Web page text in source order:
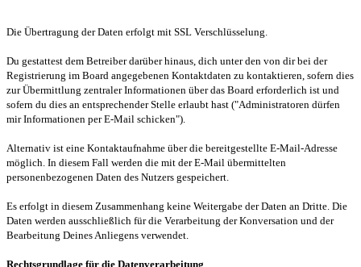
Die Übertragung der Daten erfolgt mit SSL Verschlüsselung.
Du gestattest dem Betreiber darüber hinaus, dich unter den von dir bei der
Registrierung im Board angegebenen Kontaktdaten zu kontaktieren, sofern dies
zur Übermittlung zentraler Informationen über das Board erforderlich ist und
sofern du dies an entsprechender Stelle erlaubt hast ("Administratoren dürfen
mir Informationen per E-Mail schicken").
Alternativ ist eine Kontaktaufnahme über die bereitgestellte E-Mail-Adresse
möglich. In diesem Fall werden die mit der E-Mail übermittelten
personenbezogenen Daten des Nutzers gespeichert.
Es erfolgt in diesem Zusammenhang keine Weitergabe der Daten an Dritte. Die
Daten werden ausschließlich für die Verarbeitung der Konversation und der
Bearbeitung Deines Anliegens verwendet.
Rechtsgrundlage für die Datenverarbeitung